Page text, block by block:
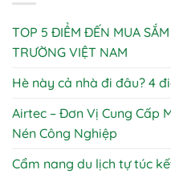
TOP 5 ĐIỂM ĐẾN MUA
TRƯỜNG VIỆT NAM
Hè này cả nhà đi đâu? 4
Airtec – Đơn Vị Cung Cấp
Nén Công Nghiệp
Cẩm nang du lịch tự túc